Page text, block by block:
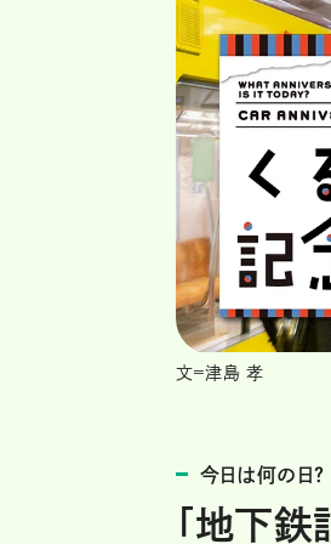
文=津島 孝
今日は何の日？
「地下